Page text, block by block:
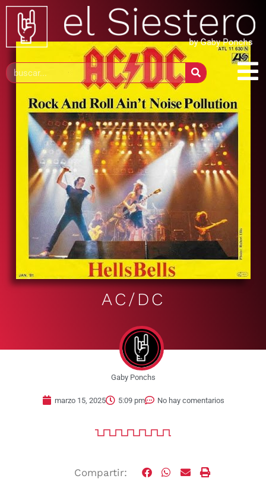
AC/DC
Gaby Ponchs
marzo 15, 2025 5:09 pm No hay comentarios
Compartir: